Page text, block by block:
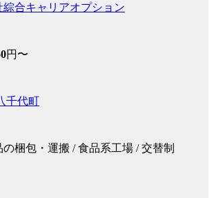
綜合キャリアオプション
円〜
千代町
梱包・運搬 / 食品系工場 / 交替制